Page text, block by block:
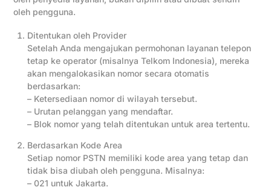
oleh pengguna.
Ditentukan oleh Provider
Setelah Anda mengajukan permohonan layanan telepon
tetap ke operator (misalnya Telkom Indonesia), mereka
akan mengalokasikan nomor secara otomatis
berdasarkan:
– Ketersediaan nomor di wilayah tersebut.
– Urutan pelanggan yang mendaftar.
– Blok nomor yang telah ditentukan untuk area tertentu.
Berdasarkan Kode Area
Setiap nomor PSTN memiliki kode area yang tetap dan
tidak bisa diubah oleh pengguna. Misalnya:
– 021 untuk Jakarta.